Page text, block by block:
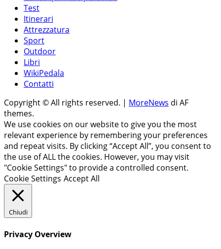
Test
Itinerari
Attrezzatura
Sport
Outdoor
Libri
WikiPedala
Contatti
Copyright © All rights reserved. | MoreNews di AF
themes.
We use cookies on our website to give you the most
relevant experience by remembering your preferences
and repeat visits. By clicking “Accept All”, you consent to
the use of ALL the cookies. However, you may visit
"Cookie Settings" to provide a controlled consent.
Cookie Settings Accept All
Chiudi
Privacy Overview